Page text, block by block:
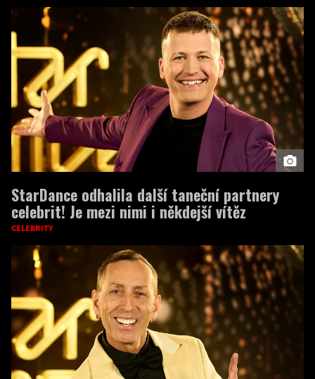
StarDance odhalila další taneční partnery
celebrit! Je mezi nimi i někdejší vítěz
CELEBRITY